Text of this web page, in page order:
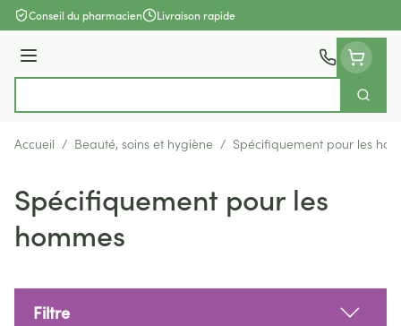
Aller au contenu
Conseil du pharmacien Livraison rapide
Menu
Accueil / Beauté, soins et hygiène / Spécifiquement pour les
Spécifiquement pour les
hommes
Filtre